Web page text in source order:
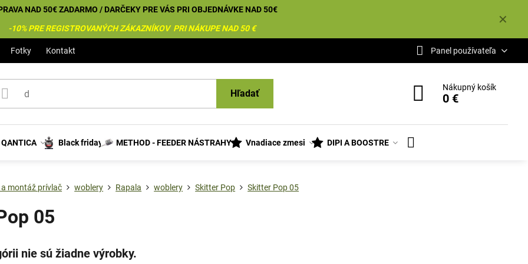
✕
NAD 50€ ZADARMO / DARČEKY PRE VÁS PRI OBJEDNÁVKE NAD 50€
-10% PRE REGISTROVANÝCH ZÁKAZNÍKOV PRI NÁKUPE NAD 50 €
Fotky Kontakt Panel používateľa
Hľadať
Nákupný košík
0 €
Black friday METHOD - FEEDER NÁSTRAHY Vnadiace zmesi DIPI A BOOSTRE
montáž prívlač woblery Rapala woblery Skitter Pop Skitter Pop 05
05